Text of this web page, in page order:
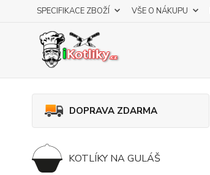
SPECIFIKACE ZBOŽÍ VŠE O NÁKUPU
DOPRAVA ZDARMA
KOTLÍKY NA GULÁŠ